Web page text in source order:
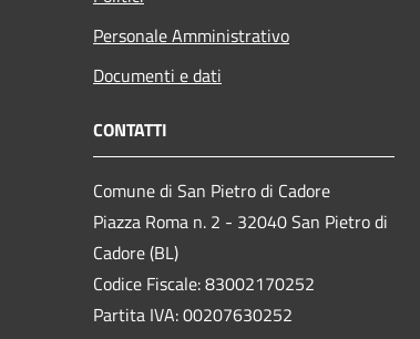
Personale Amministrativo
Documenti e dati
CONTATTI
Comune di San Pietro di Cadore
Piazza Roma n. 2 - 32040 San Pietro di
Cadore (BL)
Codice Fiscale: 83002170252
Partita IVA: 00207630252